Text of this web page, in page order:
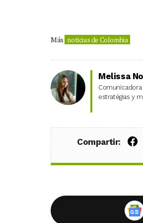
Más noticias de Colombia
Melissa
estratégias y
Compartir: